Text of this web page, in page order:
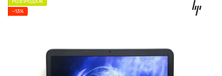
РОЗПРОДАЖ
−13%